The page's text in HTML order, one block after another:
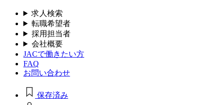
求人検索
転職希望者
採用担当者
会社概要
JACで働きたい方
FAQ
お問い合わせ
保存済み